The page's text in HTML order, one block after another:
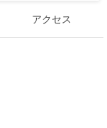
アクセス